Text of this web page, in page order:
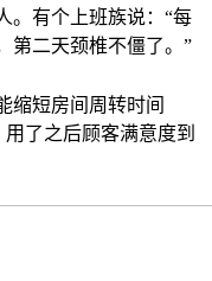
。有个上班族说：“每
第二天颈椎不僵了。”
缩短房间周转时间
了之后顾客满意度到